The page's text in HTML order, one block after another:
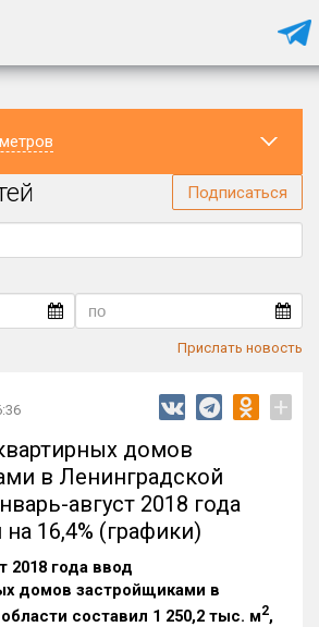
Подписаться
Прислать новость
+
домов
в Ленинградской
август 2018 года
16,4% (графики)
2018 года ввод
домов застройщиками в
составил 1 250,2 тыс. м2,